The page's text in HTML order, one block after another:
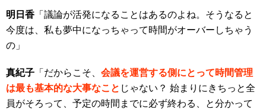
明日香 「議論が活発になることはあるのよね。そうなると
今度は、私も夢中になっちゃって時間がオーバーしちゃう
の」
真紀子 「だからこそ、 会議を運営する側にとって時間管理
は最も基本的な大事なこと じゃない ？ 始まりにきちっと全
員がそろって、予定の時間までに必ず終わる、と分かって